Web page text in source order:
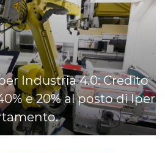
Industria 4.0: Credito
e 20% al posto di Iper